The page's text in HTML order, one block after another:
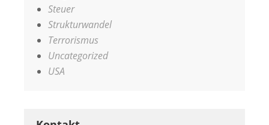
Steuer
Strukturwandel
Terrorismus
Uncategorized
USA